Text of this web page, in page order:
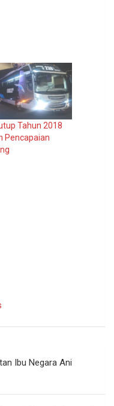
Tahun 2018
Pencapaian
Ibu Negara Ani